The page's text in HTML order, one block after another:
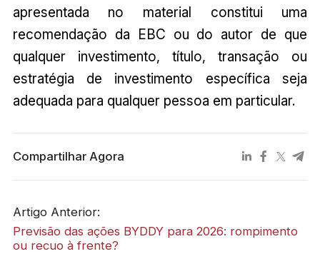
apresentada no material constitui uma
recomendação da EBC ou do autor de que
qualquer investimento, título, transação ou
estratégia de investimento específica seja
adequada para qualquer pessoa em particular.
Compartilhar Agora
Artigo Anterior:
Previsão das ações BYDDY para 2026: rompimento
ou recuo à frente?